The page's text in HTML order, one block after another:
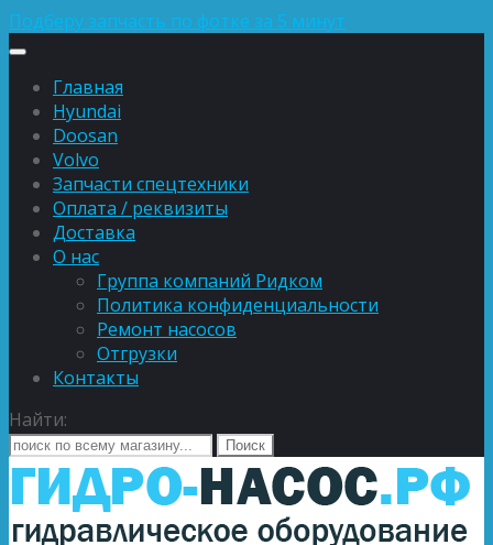
Подберу запчасть по фотке за 5 минут
Главная
Hyundai
Doosan
Volvo
Запчасти спецтехники
Оплата / реквизиты
Доставка
О нас
Группа компаний Ридком
Политика конфиденциальности
Ремонт насосов
Отгрузки
Контакты
Найти: